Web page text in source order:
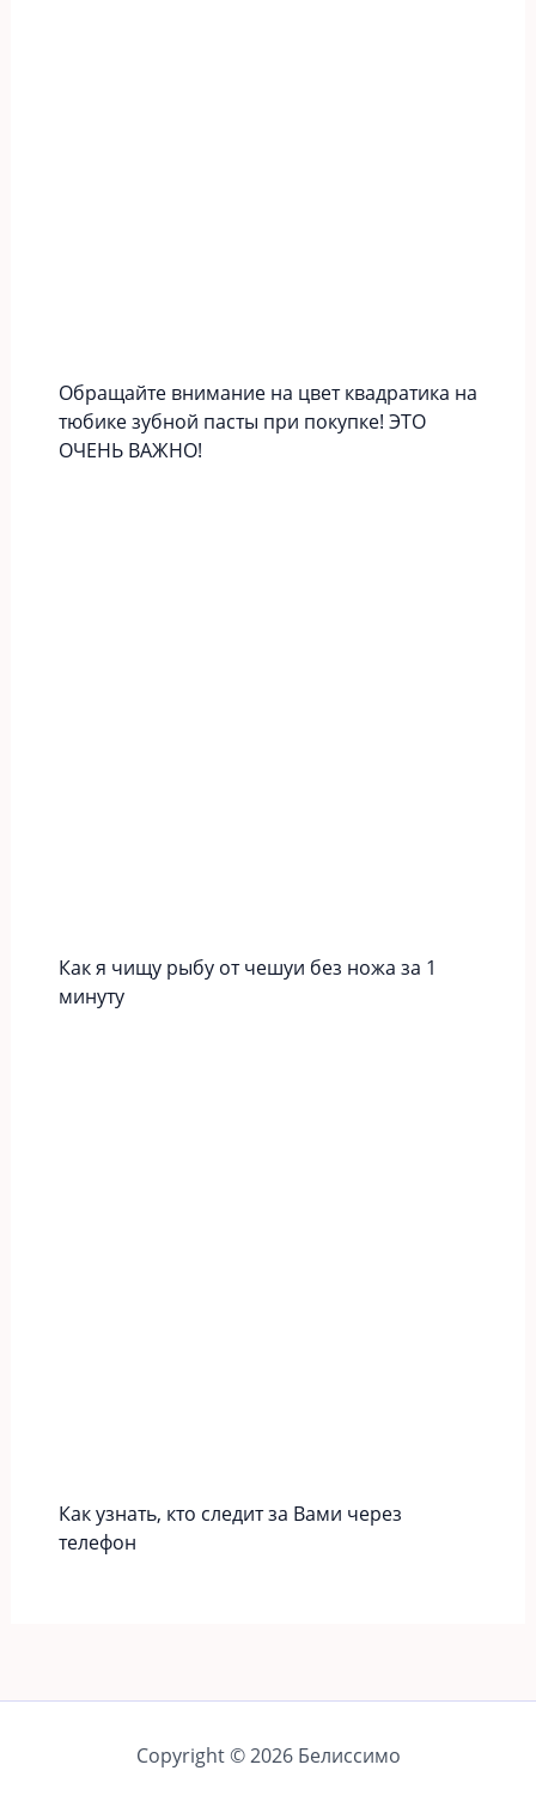
Обращайте внимание на цвет квадратика на
тюбике зубной пасты при покупке! ЭТО
ОЧЕНЬ ВАЖНО!
Как я чищу рыбу от чешуи без ножа за 1
минуту
Как узнать, кто следит за Вами через
телефон
Copyright © 2026 Белиссимо